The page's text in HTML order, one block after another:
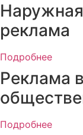
Наружная
реклама
Подробнее
Реклама в
Подробнее